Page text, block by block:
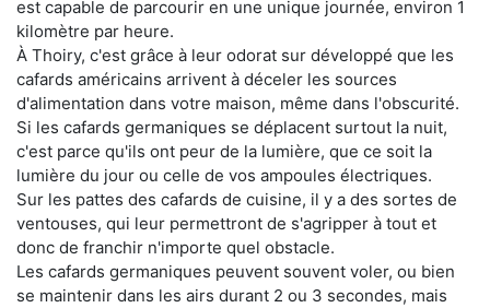
est capable de parcourir en une unique journée, environ 1
kilomètre par heure.
À Thoiry, c'est grâce à leur odorat sur développé que les
cafards américains arrivent à déceler les sources
d'alimentation dans votre maison, même dans l'obscurité.
Si les cafards germaniques se déplacent surtout la nuit,
c'est parce qu'ils ont peur de la lumière, que ce soit la
lumière du jour ou celle de vos ampoules électriques.
Sur les pattes des cafards de cuisine, il y a des sortes de
ventouses, qui leur permettront de s'agripper à tout et
donc de franchir n'importe quel obstacle.
Les cafards germaniques peuvent souvent voler, ou bien
se maintenir dans les airs durant 2 ou 3 secondes, mais